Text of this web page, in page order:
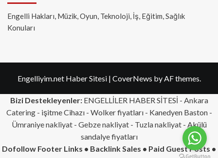
Engelli Hakları, Müzik, Oyun, Teknoloji, İş, Eğitim, Sağlık
Konuları
Engelliyim.net Haber Sitesi | CoverNews by AF themes.
Bizi Destekleyenler:ENGELLİLER HABER SİTESİ - Ankara
Catering- işitme Cihazı - Wolker fiyatları - Kanedyen Baston -
Ümraniye nakliyat- Gebze nakliyat- Tuzla nakliyat- Akülü
sandalye fiyatları
Dofollow Footer Links • Backlink Sales • Paid Guest Posts •